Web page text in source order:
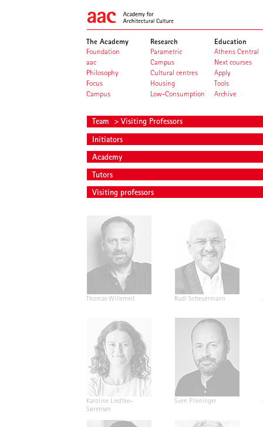
The Academy
Foundation
aac
Philosophy
Focus
Campus
Research
Parametric
Campus
Cultural centres
Housing
Low-Consumption
Education
Athens Central
Next courses
Apply
Tools
Archive
Team > Visiting Professors
Initiators
Academy
Tutors
Visiting professors
Thomas Willemeit Rudi Scheuermann
Karoline Liedtke-
Sørensen
Sven Plieninger